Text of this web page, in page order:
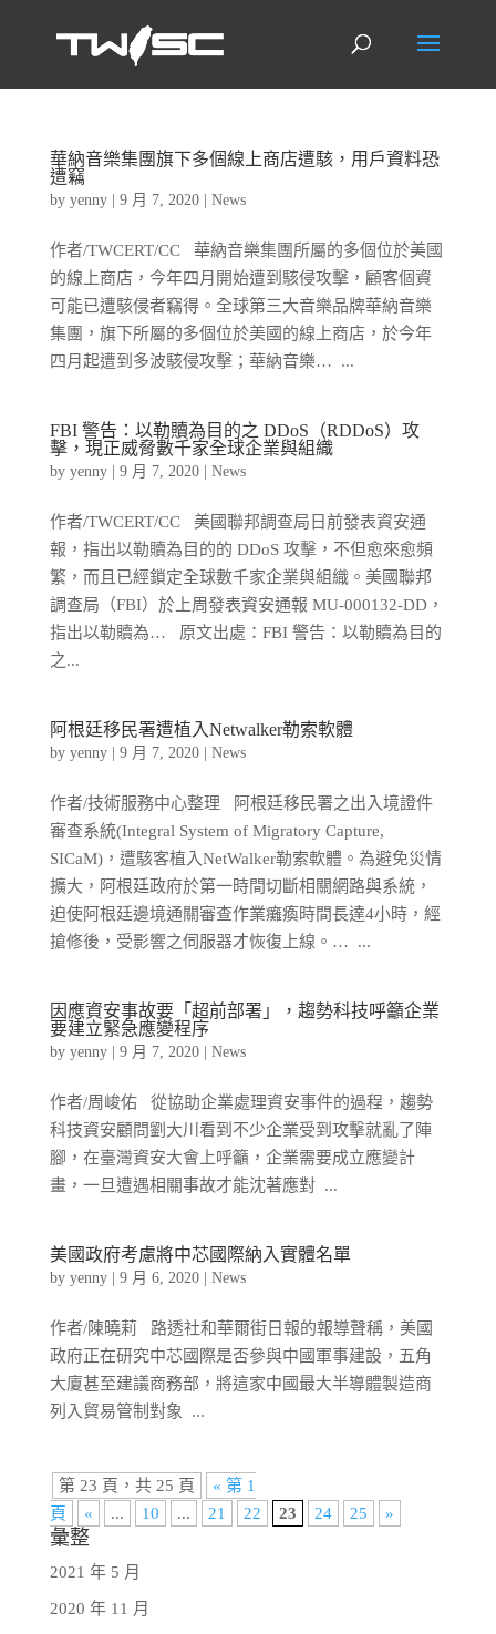
華納音樂集團旗下多個線上商店遭駭，用戶資料恐
遭竊
by yenny| 9 月 7, 2020| News
作者/TWCERT/CC 華納音樂集團所屬的多個位於美國
的線上商店，今年四月開始遭到駭侵攻擊，顧客個資
可能已遭駭侵者竊得。全球第三大音樂品牌華納音樂
集團，旗下所屬的多個位於美國的線上商店，於今年
四月起遭到多波駭侵攻擊；華納音樂… ...
FBI 警告：以勒贖為目的之 DDoS（RDDoS）攻
擊，現正威脅數千家全球企業與組織
by yenny| 9 月 7, 2020| News
作者/TWCERT/CC 美國聯邦調查局日前發表資安通
報，指出以勒贖為目的的 DDoS 攻擊，不但愈來愈頻
繁，而且已經鎖定全球數千家企業與組織。美國聯邦
調查局（FBI）於上周發表資安通報 MU-000132-DD，
指出以勒贖為… 原文出處：FBI 警告：以勒贖為目的
之...
阿根廷移民署遭植入Netwalker勒索軟體
by yenny| 9 月 7, 2020| News
作者/技術服務中心整理 阿根廷移民署之出入境證件
審查系統(Integral System of Migratory Capture,
SICaM)，遭駭客植入NetWalker勒索軟體。為避免災情
擴大，阿根廷政府於第一時間切斷相關網路與系統，
迫使阿根廷邊境通關審查作業癱瘓時間長達4小時，經
搶修後，受影響之伺服器才恢復上線。… ...
因應資安事故要「超前部署」，趨勢科技呼籲企業
要建立緊急應變程序
by yenny| 9 月 7, 2020| News
作者/周峻佑 從協助企業處理資安事件的過程，趨勢
科技資安顧問劉大川看到不少企業受到攻擊就亂了陣
腳，在臺灣資安大會上呼籲，企業需要成立應變計
畫，一旦遭遇相關事故才能沈著應對 ...
美國政府考慮將中芯國際納入實體名單
by yenny| 9 月 6, 2020| News
作者/陳曉莉 路透社和華爾街日報的報導聲稱，美國
政府正在研究中芯國際是否參與中國軍事建設，五角
大廈甚至建議商務部，將這家中國最大半導體製造商
列入貿易管制對象 ...
第 23 頁，共 25 頁
« 第 1
頁
« ... 10 ... 21 22 23 24 25 »
彙整
2021 年 5 月
2020 年 11 月